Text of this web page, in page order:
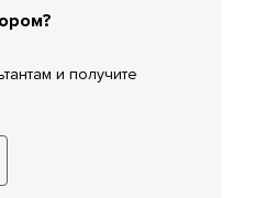
и получите